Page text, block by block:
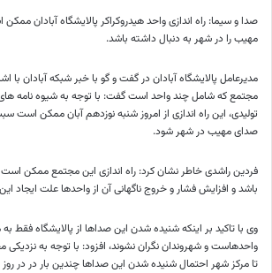
صدا و سیما: راه اندازی واحد هیدروکراکر پالایشگاه آبادان
مهیب را در شهر به دنبال داشته باشد.
مدیرعامل پالایشگاه آبادان در گفت و گو با خبر شبکه آبادان با
مجتمع که شامل چند واحد است گفت: با توجه به شیوه نامه های
تولیدی، این راه اندازی از امروز شنبه نوزدهم آبان ممکن
صدای مهیب در شهر شود.
فردین راشدی خاطر نشان کرد: راه اندازی این مجتمع ممکن است
باشد و افزایش فشار و خروج ناگهانی آن از واحدها علت ایجاد
وی با تاکید بر اینکه شنیده شدن این صداها از پالایشگاه فقط به
واحدهاست و شهروندان نگران نشوند، افزود: با توجه به نزدیکی
تا مرکز شهر احتمال شنیده شدن این صداها چندین بار در در روز